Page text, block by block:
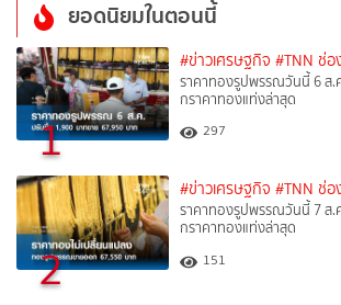
ยอดนิยมในตอนนี้
1
#ข่าวเศรษฐกิจ #TNN ช่อ
ราคาทองรูปพรรณวันนี้ 6 ส.
กราคาทองแท่งล่าสุด
297
2
#ข่าวเศรษฐกิจ #TNN ช่อ
ราคาทองรูปพรรณวันนี้ 7 ส.
กราคาทองแท่งล่าสุด
151